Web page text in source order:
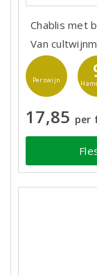
Chablis met
Van
Perswijn
17,85 per